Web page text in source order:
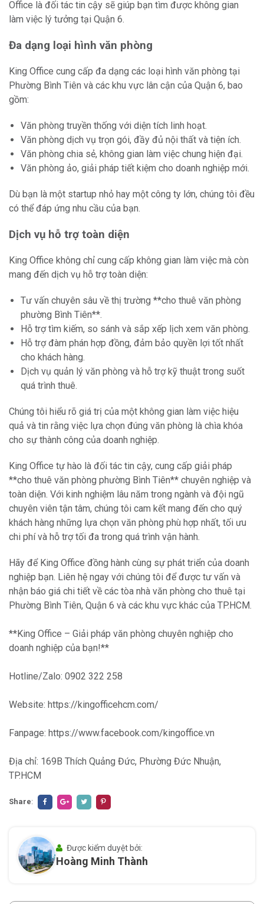
Office là đối tác tin cậy sẽ giúp bạn tìm được không gian
làm việc lý tưởng tại Quận 6.
Đa dạng loại hình văn phòng
King Office cung cấp đa dạng các loại hình văn phòng tại
Phường Bình Tiên và các khu vực lân cận của Quận 6, bao
gồm:
Văn phòng truyền thống với diện tích linh hoạt.
Văn phòng dịch vụ trọn gói, đầy đủ nội thất và tiện ích.
Văn phòng chia sẻ, không gian làm việc chung hiện đại.
Văn phòng ảo, giải pháp tiết kiệm cho doanh nghiệp mới.
Dù bạn là một startup nhỏ hay một công ty lớn, chúng tôi đều
có thể đáp ứng nhu cầu của bạn.
Dịch vụ hỗ trợ toàn diện
King Office không chỉ cung cấp không gian làm việc mà còn
mang đến dịch vụ hỗ trợ toàn diện:
Tư vấn chuyên sâu về thị trường **cho thuê văn phòng
phường Bình Tiên**.
Hỗ trợ tìm kiếm, so sánh và sắp xếp lịch xem văn phòng.
Hỗ trợ đàm phán hợp đồng, đảm bảo quyền lợi tốt nhất
cho khách hàng.
Dịch vụ quản lý văn phòng và hỗ trợ kỹ thuật trong suốt
quá trình thuê.
Chúng tôi hiểu rõ giá trị của một không gian làm việc hiệu
quả và tin rằng việc lựa chọn đúng văn phòng là chìa khóa
cho sự thành công của doanh nghiệp.
King Office tự hào là đối tác tin cậy, cung cấp giải pháp
**cho thuê văn phòng phường Bình Tiên** chuyên nghiệp và
toàn diện. Với kinh nghiệm lâu năm trong ngành và đội ngũ
chuyên viên tận tâm, chúng tôi cam kết mang đến cho quý
khách hàng những lựa chọn văn phòng phù hợp nhất, tối ưu
chi phí và hỗ trợ tối đa trong quá trình vận hành.
Hãy để King Office đồng hành cùng sự phát triển của doanh
nghiệp bạn. Liên hệ ngay với chúng tôi để được tư vấn và
nhận báo giá chi tiết về các tòa nhà văn phòng cho thuê tại
Phường Bình Tiên, Quận 6 và các khu vực khác của TP.HCM.
**King Office – Giải pháp văn phòng chuyên nghiệp cho
doanh nghiệp của bạn!**
Hotline/Zalo: 0902 322 258
Website: https://kingofficehcm.com/
Fanpage: https://www.facebook.com/kingoffice.vn
Địa chỉ: 169B Thích Quảng Đức, Phường Đức Nhuận,
TP.HCM
Share:
Được kiểm duyệt bởi:
Hoàng Minh Thành